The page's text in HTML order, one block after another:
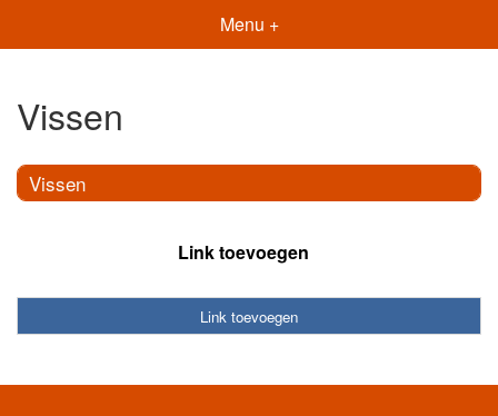
Menu +
Vissen
Vissen
Link toevoegen
Link toevoegen